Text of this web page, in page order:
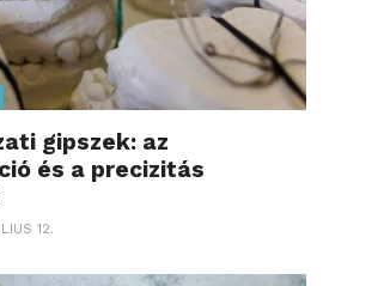
gipszek: az
és a precizitás
12.